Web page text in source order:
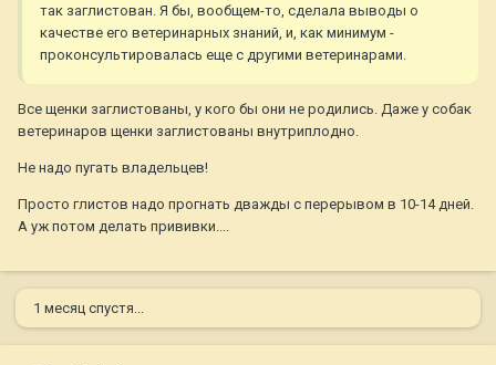
так заглистован. Я бы, вообщем-то, сделала выводы о
качестве его ветеринарных знаний, и, как минимум -
проконсультировалась еще с другими ветеринарами.
Все щенки заглистованы, у кого бы они не родились. Даже у собак
ветеринаров щенки заглистованы внутриплодно.
Не надо пугать владельцев!
Просто глистов надо прогнать дважды с перерывом в 10-14 дней.
А уж потом делать прививки....
1 месяц спустя...